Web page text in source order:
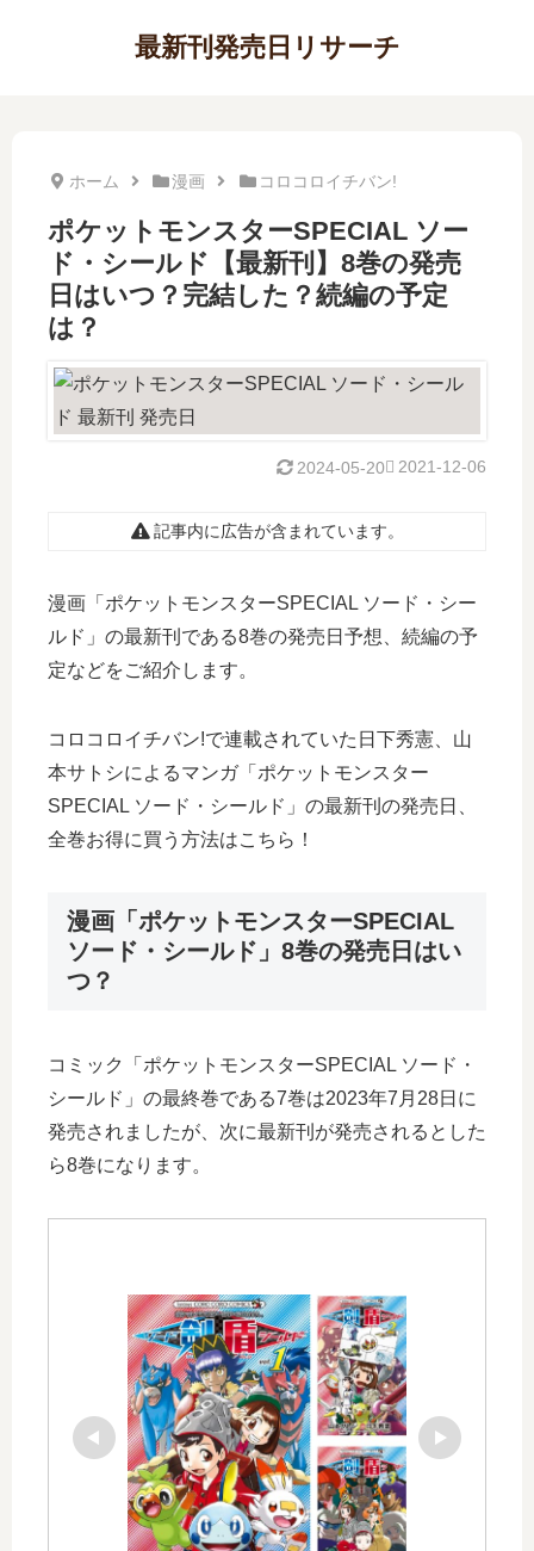
最新刊発売日リサーチ
ホーム 漫画 コロコロイチバン!
ポケットモンスターSPECIAL ソー
ド・シールド【最新刊】8巻の発売
日はいつ？完結した？続編の予定
は？
2021-12-06
2024-05-20
記事内に広告が含まれています。
漫画「ポケットモンスターSPECIAL ソード・シー
ルド」の最新刊である8巻の発売日予想、続編の予
定などをご紹介します。
コロコロイチバン!で連載されていた日下秀憲、山
本サトシによるマンガ「ポケットモンスター
SPECIAL ソード・シールド」の最新刊の発売日、
全巻お得に買う方法はこちら！
漫画「ポケットモンスターSPECIAL
ソード・シールド」8巻の発売日はい
つ？
コミック「ポケットモンスターSPECIAL ソード・
シールド」の最終巻である7巻は2023年7月28日に
発売されましたが、次に最新刊が発売されるとした
ら8巻になります。